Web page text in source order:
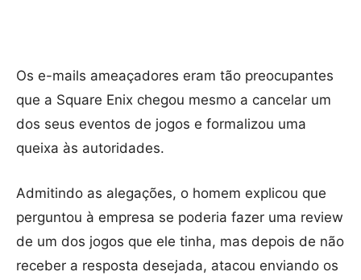
Os e-mails ameaçadores eram tão preocupantes
que a Square Enix chegou mesmo a cancelar um
dos seus eventos de jogos e formalizou uma
queixa às autoridades.
Admitindo as alegações, o homem explicou que
perguntou à empresa se poderia fazer uma review
de um dos jogos que ele tinha, mas depois de não
receber a resposta desejada, atacou enviando os